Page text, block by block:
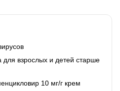
для взрослых и детей старше
10 мг/г крем